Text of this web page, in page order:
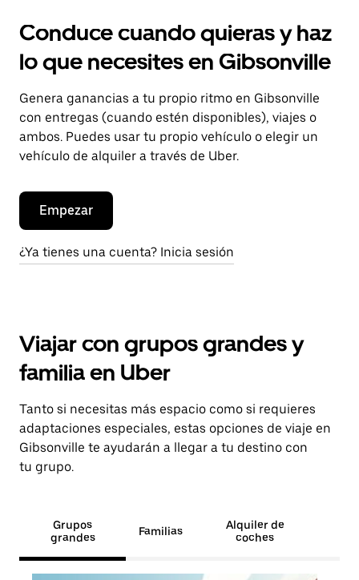
Conduce cuando quieras y haz
lo que necesites en Gibsonville
Genera ganancias a tu propio ritmo en Gibsonville
con entregas (cuando estén disponibles), viajes o
ambos. Puedes usar tu propio vehículo o elegir un
vehículo de alquiler a través de Uber.
Empezar
¿Ya tienes una cuenta? Inicia sesión
Viajar con grupos grandes y
familia en Uber
Tanto si necesitas más espacio como si requieres
adaptaciones especiales, estas opciones de viaje en
Gibsonville te ayudarán a llegar a tu destino con
tu grupo.
Grupos
grandes
Familias
Alquiler de
coches